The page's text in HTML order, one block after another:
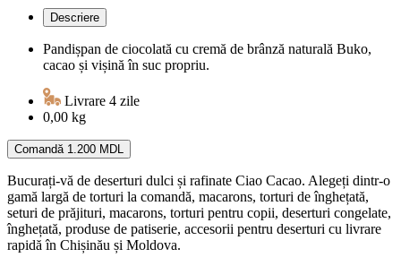
Descriere
Pandișpan de ciocolată cu cremă de brânză naturală Buko,
cacao și vișină în suc propriu.
Livrare 4 zile
0,00 kg
Comandă 1.200 MDL
Bucurați-vă de deserturi dulci și rafinate Ciao Cacao. Alegeți dintr-o
gamă largă de torturi la comandă, macarons, torturi de înghețată,
seturi de prăjituri, macarons, torturi pentru copii, deserturi congelate,
înghețată, produse de patiserie, accesorii pentru deserturi cu livrare
rapidă în Chișinău și Moldova.